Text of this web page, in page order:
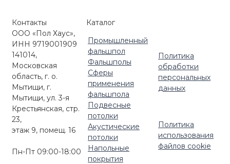
Плиты фальшопола 600*600
Люки для фальшпола
Фальшпол Россия
Контакты
ООО «Пол Хаус»,
ИНН 9719001909
141014,
Московская
область, г. о.
Мытищи, г.
Мытищи, ул. 3-я
Крестьянская, стр.
23,
этаж 9, помещ. 16
Пн-Пт 09:00-18:00
Каталог
Промышленный
фальшпол
Фальшполы
Сферы
применения
фальшпола
Подвесные
потолки
Акустические
потолки
Напольные
покрытия
Политика
обработки
персональных
данных
Политика
использования
файлов cookie